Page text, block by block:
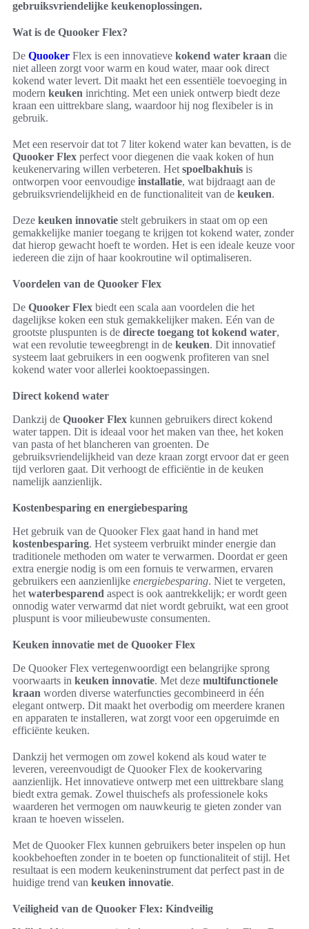
gebruiksvriendelijke keukenoplossingen.
Wat is de Quooker Flex?
De Quooker Flex is een innovatieve kokend water kraan die
niet alleen zorgt voor warm en koud water, maar ook direct
kokend water levert. Dit maakt het een essentiële toevoeging in
modern keuken inrichting. Met een uniek ontwerp biedt deze
kraan een uittrekbare slang, waardoor hij nog flexibeler is in
gebruik.
Met een reservoir dat tot 7 liter kokend water kan bevatten, is de
Quooker Flex perfect voor diegenen die vaak koken of hun
keukenervaring willen verbeteren. Het spoelbakhuis is
ontworpen voor eenvoudige installatie, wat bijdraagt aan de
gebruiksvriendelijkheid en de functionaliteit van de keuken.
Deze keuken innovatie stelt gebruikers in staat om op een
gemakkelijke manier toegang te krijgen tot kokend water, zonder
dat hierop gewacht hoeft te worden. Het is een ideale keuze voor
iedereen die zijn of haar kookroutine wil optimaliseren.
Voordelen van de Quooker Flex
De Quooker Flex biedt een scala aan voordelen die het
dagelijkse koken een stuk gemakkelijker maken. Eén van de
grootste pluspunten is de directe toegang tot kokend water,
wat een revolutie teweegbrengt in de keuken. Dit innovatief
systeem laat gebruikers in een oogwenk profiteren van snel
kokend water voor allerlei kooktoepassingen.
Direct kokend water
Dankzij de Quooker Flex kunnen gebruikers direct kokend
water tappen. Dit is ideaal voor het maken van thee, het koken
van pasta of het blancheren van groenten. De
gebruiksvriendelijkheid van deze kraan zorgt ervoor dat er geen
tijd verloren gaat. Dit verhoogt de efficiëntie in de keuken
namelijk aanzienlijk.
Kostenbesparing en energiebesparing
Het gebruik van de Quooker Flex gaat hand in hand met
kostenbesparing. Het systeem verbruikt minder energie dan
traditionele methoden om water te verwarmen. Doordat er geen
extra energie nodig is om een fornuis te verwarmen, ervaren
gebruikers een aanzienlijke energiebesparing. Niet te vergeten,
het waterbesparend aspect is ook aantrekkelijk; er wordt geen
onnodig water verwarmd dat niet wordt gebruikt, wat een groot
pluspunt is voor milieubewuste consumenten.
Keuken innovatie met de Quooker Flex
De Quooker Flex vertegenwoordigt een belangrijke sprong
voorwaarts in keuken innovatie. Met deze multifunctionele
kraan worden diverse waterfuncties gecombineerd in één
elegant ontwerp. Dit maakt het overbodig om meerdere kranen
en apparaten te installeren, wat zorgt voor een opgeruimde en
efficiënte keuken.
Dankzij het vermogen om zowel kokend als koud water te
leveren, vereenvoudigt de Quooker Flex de kookervaring
aanzienlijk. Het innovatieve ontwerp met een uittrekbare slang
biedt extra gemak. Zowel thuischefs als professionele koks
waarderen het vermogen om nauwkeurig te gieten zonder van
kraan te hoeven wisselen.
Met de Quooker Flex kunnen gebruikers beter inspelen op hun
kookbehoeften zonder in te boeten op functionaliteit of stijl. Het
resultaat is een modern keukeninstrument dat perfect past in de
huidige trend van keuken innovatie.
Veiligheid van de Quooker Flex: Kindveilig